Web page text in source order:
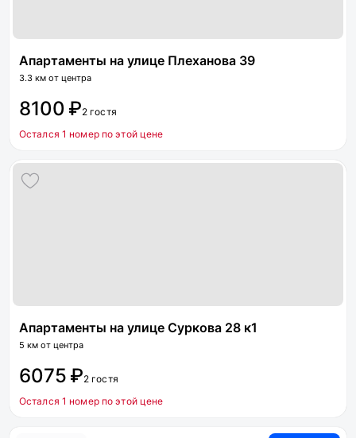
Апартаменты на улице Плеханова 39
3.3 км от центра
8100 ₽2 гостя
Остался 1 номер по этой цене
Апартаменты на улице Суркова 28 к1
5 км от центра
6075 ₽2 гостя
Остался 1 номер по этой цене